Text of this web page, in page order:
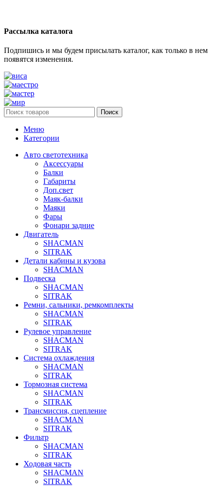
Рассылка каталога
Подпишись и мы будем присылать каталог, как только в нем
появятся изменения.
Поиск
Меню
Категории
Авто светотехника
Аксессуары
Балки
Габариты
Доп.свет
Маяк-балки
Маяки
Фары
Фонари задние
Двигатель
SHACMAN
SITRAK
Детали кабины и кузова
SHACMAN
Подвеска
SHACMAN
SITRAK
Ремни, сальники, ремкомплекты
SHACMAN
SITRAK
Рулевое управление
SHACMAN
SITRAK
Система охлаждения
SHACMAN
SITRAK
Тормозная система
SHACMAN
SITRAK
Трансмиссия, сцепление
SHACMAN
SITRAK
Фильтр
SHACMAN
SITRAK
Ходовая часть
SHACMAN
SITRAK